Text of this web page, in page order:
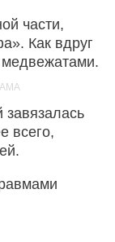
части,
Как вдруг
всего,